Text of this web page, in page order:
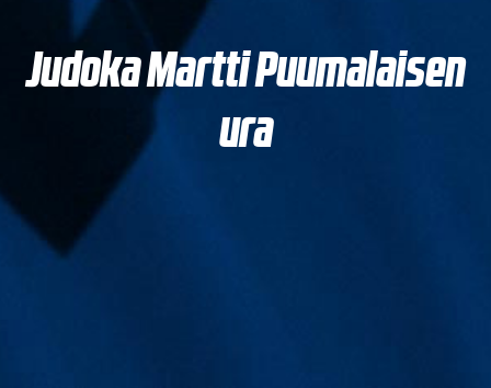
Judoka Martti Puumalaisen
ura